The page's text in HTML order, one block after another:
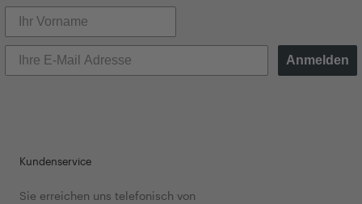
Anmelden
Kundenservice
Sie erreichen uns telefonisch von